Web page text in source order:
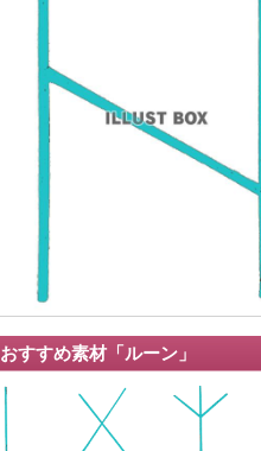
おすすめ素材「ルーン」